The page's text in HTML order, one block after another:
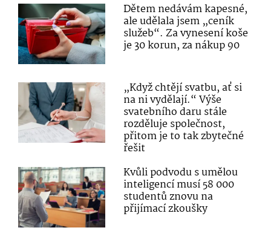
Dětem nedávám kapesné,
ale udělala jsem „ceník
služeb“. Za vynesení koše
je 30 korun, za nákup 90
„Když chtějí svatbu, ať si
na ni vydělají.“ Výše
svatebního daru stále
rozděluje společnost,
přitom je to tak zbytečné
řešit
Kvůli podvodu s umělou
inteligencí musí 58 000
studentů znovu na
přijímací zkoušky